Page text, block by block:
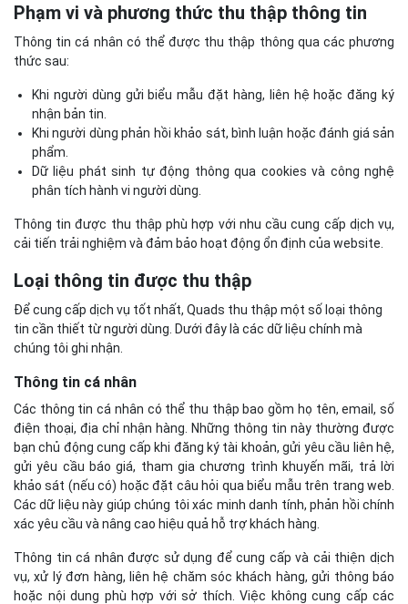
Phạm vi và phương thức thu thập thông tin
Thông tin cá nhân có thể được thu thập thông qua các phương
thức sau:
Khi người dùng gửi biểu mẫu đặt hàng, liên hệ hoặc đăng ký
nhận bản tin.
Khi người dùng phản hồi khảo sát, bình luận hoặc đánh giá sản
phẩm.
Dữ liệu phát sinh tự động thông qua cookies và công nghệ
phân tích hành vi người dùng.
Thông tin được thu thập phù hợp với nhu cầu cung cấp dịch vụ,
cải tiến trải nghiệm và đảm bảo hoạt động ổn định của website.
Loại thông tin được thu thập
Để cung cấp dịch vụ tốt nhất, Quads thu thập một số loại thông
tin cần thiết từ người dùng. Dưới đây là các dữ liệu chính mà
chúng tôi ghi nhận.
Thông tin cá nhân
Các thông tin cá nhân có thể thu thập bao gồm họ tên, email, số
điện thoại, địa chỉ nhận hàng. Những thông tin này thường được
bạn chủ động cung cấp khi đăng ký tài khoản, gửi yêu cầu liên hệ,
gửi yêu cầu báo giá, tham gia chương trình khuyến mãi, trả lời
khảo sát (nếu có) hoặc đặt câu hỏi qua biểu mẫu trên trang web.
Các dữ liệu này giúp chúng tôi xác minh danh tính, phản hồi chính
xác yêu cầu và nâng cao hiệu quả hỗ trợ khách hàng.
Thông tin cá nhân được sử dụng để cung cấp và cải thiện dịch
vụ, xử lý đơn hàng, liên hệ chăm sóc khách hàng, gửi thông báo
hoặc nội dung phù hợp với sở thích. Việc không cung cấp các